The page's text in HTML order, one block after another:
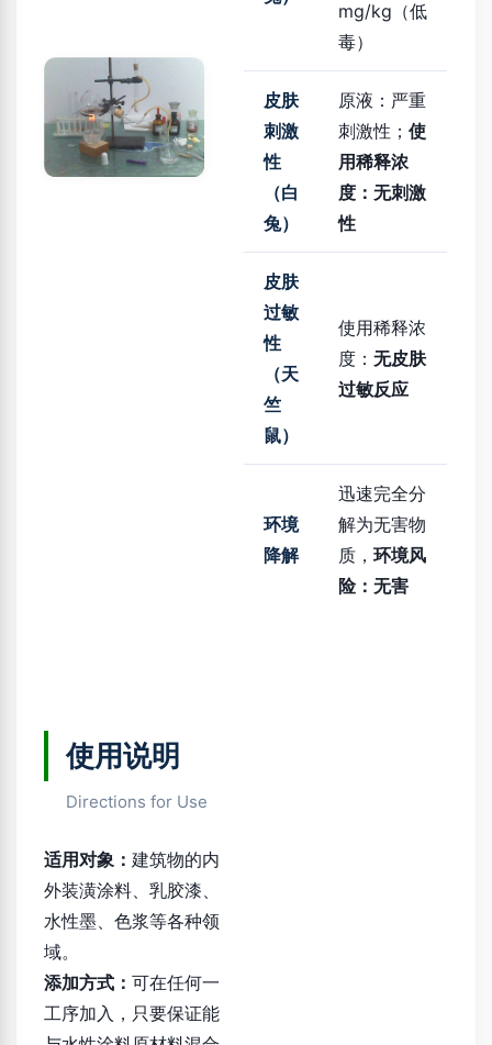
mg/kg（低
毒）
皮肤
刺激
性
（白
兔）
原液：严重
刺激性； 使
用稀释浓
度：无刺激
性
皮肤
过敏
性
（天
竺
鼠）
使用稀释浓
度： 无皮肤
过敏反应
环境
降解
迅速完全分
解为无害物
质， 环境风
险：无害
使用说明
Directions for Use
适用对象： 建筑物的内
外装潢涂料、乳胶漆、
水性墨、色浆等各种领
域。
添加方式： 可在任何一
工序加入，只要保证能